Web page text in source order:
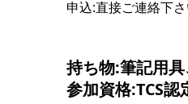
申込:直接ご連絡下
持ち物:筆記用具
参加資格:TCS